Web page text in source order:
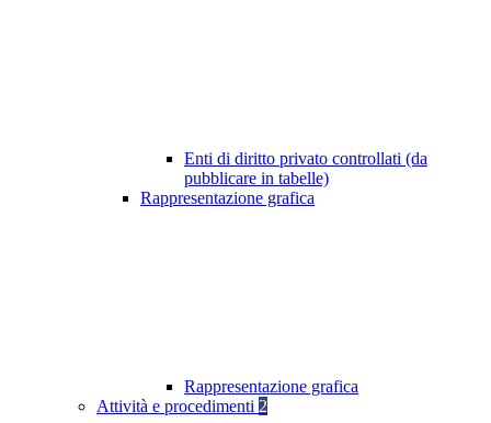
Enti di diritto privato controllati (da
pubblicare in tabelle)
Rappresentazione grafica
Rappresentazione grafica
Attività e procedimenti 2